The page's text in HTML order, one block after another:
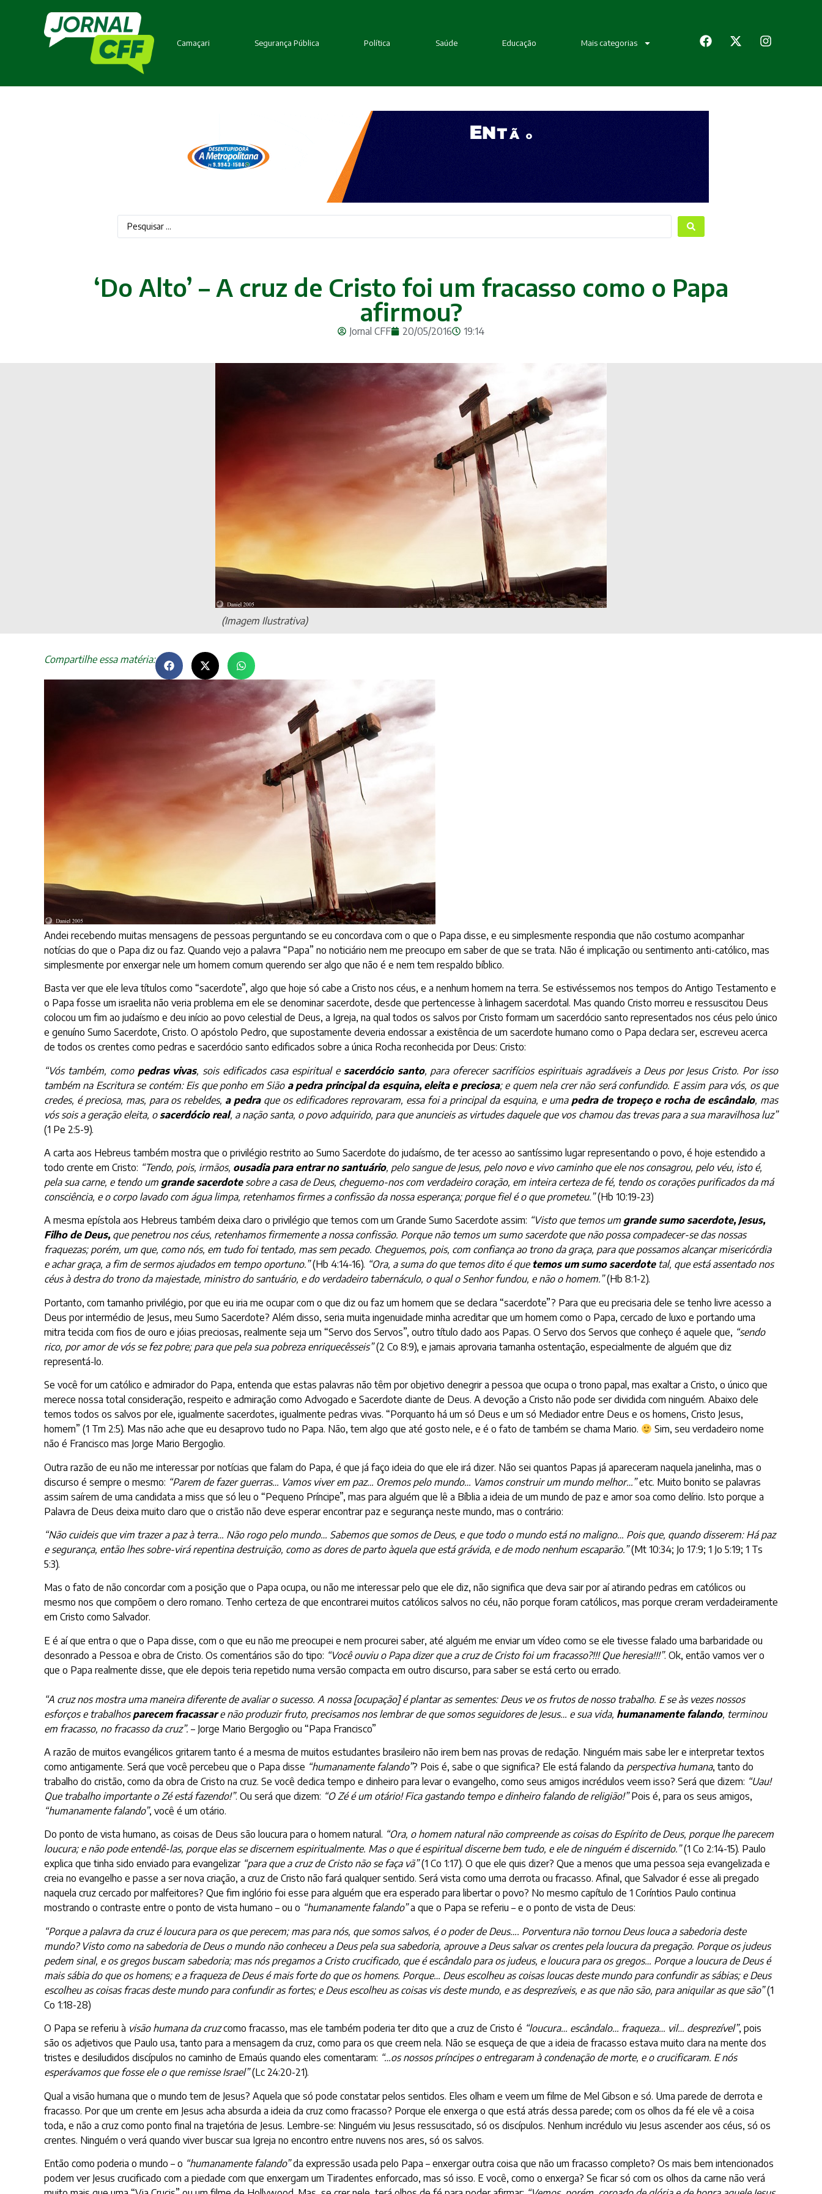
Camaçari Segurança Pública Política Saúde Educação Mais categorias
‘Do Alto’ – A cruz de Cristo foi um fracasso como o Papa
afirmou?
Jornal CFF 20/05/2016 19:14
(Imagem Ilustrativa)
Compartilhe essa matéria:
Andei recebendo muitas mensagens de pessoas perguntando se eu concordava com o que o Papa disse, e eu simplesmente respondia que não costumo acompanhar
notícias do que o Papa diz ou faz. Quando vejo a palavra “Papa” no noticiário nem me preocupo em saber de que se trata. Não é implicação ou sentimento anti-católico, mas
simplesmente por enxergar nele um homem comum querendo ser algo que não é e nem tem respaldo bíblico.
Basta ver que ele leva títulos como “sacerdote”, algo que hoje só cabe a Cristo nos céus, e a nenhum homem na terra. Se estivéssemos nos tempos do Antigo Testamento e
o Papa fosse um israelita não veria problema em ele se denominar sacerdote, desde que pertencesse à linhagem sacerdotal. Mas quando Cristo morreu e ressuscitou Deus
colocou um fim ao judaísmo e deu início ao povo celestial de Deus, a Igreja, na qual todos os salvos por Cristo formam um sacerdócio santo representados nos céus pelo único
e genuíno Sumo Sacerdote, Cristo. O apóstolo Pedro, que supostamente deveria endossar a existência de um sacerdote humano como o Papa declara ser, escreveu acerca
de todos os crentes como pedras e sacerdócio santo edificados sobre a única Rocha reconhecida por Deus: Cristo:
“Vós também, como pedras vivas, sois edificados casa espiritual e sacerdócio santo, para oferecer sacrifícios espirituais agradáveis a Deus por Jesus Cristo. Por isso
também na Escritura se contém: Eis que ponho em Sião a pedra principal da esquina, eleita e preciosa; e quem nela crer não será confundido. E assim para vós, os que
credes, é preciosa, mas, para os rebeldes, a pedraque os edificadores reprovaram, essa foi a principal da esquina, e uma pedra de tropeço e rocha de escândalo, mas
vós sois a geração eleita, o sacerdócio real, a nação santa, o povo adquirido, para que anuncieis as virtudes daquele que vos chamou das trevas para a sua maravilhosa luz”
(1 Pe 2:5-9).
A carta aos Hebreus também mostra que o privilégio restrito ao Sumo Sacerdote do judaísmo, de ter acesso ao santíssimo lugar representando o povo, é hoje estendido a
todo crente em Cristo: “Tendo, pois, irmãos, ousadia para entrar no santuário, pelo sangue de Jesus, pelo novo e vivo caminho que ele nos consagrou, pelo véu, isto é,
pela sua carne, e tendo um grande sacerdotesobre a casa de Deus, cheguemo-nos com verdadeiro coração, em inteira certeza de fé, tendo os corações purificados da má
consciência, e o corpo lavado com água limpa, retenhamos firmes a confissão da nossa esperança; porque fiel é o que prometeu.”(Hb 10:19-23)
A mesma epístola aos Hebreus também deixa claro o privilégio que temos com um Grande Sumo Sacerdote assim: “Visto que temos um grande sumo sacerdote, Jesus,
Filho de Deus,que penetrou nos céus, retenhamos firmemente a nossa confissão. Porque não temos um sumo sacerdote que não possa compadecer-se das nossas
fraquezas; porém, um que, como nós, em tudo foi tentado, mas sem pecado. Cheguemos, pois, com confiança ao trono da graça, para que possamos alcançar misericórdia
e achar graça, a fim de sermos ajudados em tempo oportuno.”(Hb 4:14-16). “Ora, a suma do que temos dito é quetemos um sumo sacerdotetal, que está assentado nos
céus à destra do trono da majestade, ministro do santuário, e do verdadeiro tabernáculo, o qual o Senhor fundou, e não o homem.”(Hb 8:1-2).
Portanto, com tamanho privilégio, por que eu iria me ocupar com o que diz ou faz um homem que se declara “sacerdote”? Para que eu precisaria dele se tenho livre acesso a
Deus por intermédio de Jesus, meu Sumo Sacerdote? Além disso, seria muita ingenuidade minha acreditar que um homem como o Papa, cercado de luxo e portando uma
mitra tecida com fios de ouro e jóias preciosas, realmente seja um “Servo dos Servos”, outro título dado aos Papas. O Servo dos Servos que conheço é aquele que, “sendo
rico, por amor de vós se fez pobre; para que pela sua pobreza enriquecêsseis”(2 Co 8:9), e jamais aprovaria tamanha ostentação, especialmente de alguém que diz
representá-lo.
Se você for um católico e admirador do Papa, entenda que estas palavras não têm por objetivo denegrir a pessoa que ocupa o trono papal, mas exaltar a Cristo, o único que
merece nossa total consideração, respeito e admiração como Advogado e Sacerdote diante de Deus. A devoção a Cristo não pode ser dividida com ninguém. Abaixo dele
temos todos os salvos por ele, igualmente sacerdotes, igualmente pedras vivas. “Porquanto há um só Deus e um só Mediador entre Deus e os homens, Cristo Jesus,
homem” (1 Tm 2:5). Mas não ache que eu desaprovo tudo no Papa. Não, tem algo que até gosto nele, e é o fato de também se chama Mario.
Sim, seu verdadeiro nome
não é Francisco mas Jorge Mario Bergoglio.
Outra razão de eu não me interessar por notícias que falam do Papa, é que já faço ideia do que ele irá dizer. Não sei quantos Papas já apareceram naquela janelinha, mas o
discurso é sempre o mesmo: “Parem de fazer guerras… Vamos viver em paz… Oremos pelo mundo… Vamos construir um mundo melhor…”etc. Muito bonito se palavras
assim saírem de uma candidata a miss que só leu o “Pequeno Príncipe”, mas para alguém que lê a Bíblia a ideia de um mundo de paz e amor soa como delírio. Isto porque a
Palavra de Deus deixa muito claro que o cristão não deve esperar encontrar paz e segurança neste mundo, mas o contrário:
“Não cuideis que vim trazer a paz à terra… Não rogo pelo mundo… Sabemos que somos de Deus, e que todo o mundo está no maligno… Pois que, quando disserem: Há paz
e segurança, então lhes sobre-virá repentina destruição, como as dores de parto àquela que está grávida, e de modo nenhum escaparão.”(Mt 10:34; Jo 17:9; 1 Jo 5:19; 1 Ts
5:3).
Mas o fato de não concordar com a posição que o Papa ocupa, ou não me interessar pelo que ele diz, não significa que deva sair por aí atirando pedras em católicos ou
mesmo nos que compõem o clero romano. Tenho certeza de que encontrarei muitos católicos salvos no céu, não porque foram católicos, mas porque creram verdadeiramente
em Cristo como Salvador.
E é aí que entra o que o Papa disse, com o que eu não me preocupei e nem procurei saber, até alguém me enviar um vídeo como se ele tivesse falado uma barbaridade ou
desonrado a Pessoa e obra de Cristo. Os comentários são do tipo: “Você ouviu o Papa dizer que a cruz de Cristo foi um fracasso?!!! Que heresia!!!”. Ok, então vamos ver o
que o Papa realmente disse, que ele depois teria repetido numa versão compacta em outro discurso, para saber se está certo ou errado.
“A cruz nos mostra uma maneira diferente de avaliar o sucesso. A nossa [ocupação] é plantar as sementes: Deus ve os frutos de nosso trabalho. E se às vezes nossos
esforços e trabalhosparecem fracassare não produzir fruto, precisamos nos lembrar de que somos seguidores de Jesus… e sua vida, humanamente falando, terminou
em fracasso, no fracasso da cruz”. – Jorge Mario Bergoglio ou “Papa Francisco”
A razão de muitos evangélicos gritarem tanto é a mesma de muitos estudantes brasileiro não irem bem nas provas de redação. Ninguém mais sabe ler e interpretar textos
como antigamente. Será que você percebeu que o Papa disse “humanamente falando”? Pois é, sabe o que significa? Ele está falando da perspectiva humana, tanto do
trabalho do cristão, como da obra de Cristo na cruz. Se você dedica tempo e dinheiro para levar o evangelho, como seus amigos incrédulos veem isso? Será que dizem: “Uau!
Que trabalho importante o Zé está fazendo!”. Ou será que dizem: “O Zé é um otário! Fica gastando tempo e dinheiro falando de religião!”Pois é, para os seus amigos,
“humanamente falando”, você é um otário.
Do ponto de vista humano, as coisas de Deus são loucura para o homem natural. “Ora, o homem natural não compreende as coisas do Espírito de Deus, porque lhe parecem
loucura; e não pode entendê-las, porque elas se discernem espiritualmente. Mas o que é espiritual discerne bem tudo, e ele de ninguém é discernido.”(1 Co 2:14-15). Paulo
explica que tinha sido enviado para evangelizar “para que a cruz de Cristo não se faça vã”(1 Co 1:17). O que ele quis dizer? Que a menos que uma pessoa seja evangelizada e
creia no evangelho e passe a ser nova criação, a cruz de Cristo não fará qualquer sentido. Será vista como uma derrota ou fracasso. Afinal, que Salvador é esse ali pregado
naquela cruz cercado por malfeitores? Que fim inglório foi esse para alguém que era esperado para libertar o povo? No mesmo capítulo de 1 Coríntios Paulo continua
mostrando o contraste entre o ponto de vista humano – ou o “humanamente falando”a que o Papa se referiu – e o ponto de vista de Deus:
“Porque a palavra da cruz é loucura para os que perecem; mas para nós, que somos salvos, é o poder de Deus…. Porventura não tornou Deus louca a sabedoria deste
mundo? Visto como na sabedoria de Deus o mundo não conheceu a Deus pela sua sabedoria, aprouve a Deus salvar os crentes pela loucura da pregação. Porque os judeus
pedem sinal, e os gregos buscam sabedoria; mas nós pregamos a Cristo crucificado, que é escândalo para os judeus, e loucura para os gregos… Porque a loucura de Deus é
mais sábia do que os homens; e a fraqueza de Deus é mais forte do que os homens. Porque… Deus escolheu as coisas loucas deste mundo para confundir as sábias; e Deus
escolheu as coisas fracas deste mundo para confundir as fortes; e Deus escolheu as coisas vis deste mundo, e as desprezíveis, e as que não são, para aniquilar as que são”(1
Co 1:18-28)
O Papa se referiu à visão humana da cruzcomo fracasso, mas ele também poderia ter dito que a cruz de Cristo é “loucura… escândalo… fraqueza… vil… desprezível”, pois
são os adjetivos que Paulo usa, tanto para a mensagem da cruz, como para os que creem nela. Não se esqueça de que a ideia de fracasso estava muito clara na mente dos
tristes e desiludidos discípulos no caminho de Emaús quando eles comentaram: “…os nossos príncipes o entregaram à condenação de morte, e o crucificaram. E nós
esperávamos que fosse ele o que remisse Israel”(Lc 24:20-21).
Qual a visão humana que o mundo tem de Jesus? Aquela que só pode constatar pelos sentidos. Eles olham e veem um filme de Mel Gibson e só. Uma parede de derrota e
fracasso. Por que um crente em Jesus acha absurda a ideia da cruz como fracasso? Porque ele enxerga o que está atrás dessa parede; com os olhos da fé ele vê a coisa
toda, e não a cruz como ponto final na trajetória de Jesus. Lembre-se: Ninguém viu Jesus ressuscitado, só os discípulos. Nenhum incrédulo viu Jesus ascender aos céus, só os
crentes. Ninguém o verá quando viver buscar sua Igreja no encontro entre nuvens nos ares, só os salvos.
Então como poderia o mundo – o “humanamente falando”da expressão usada pelo Papa – enxergar outra coisa que não um fracasso completo? Os mais bem intencionados
podem ver Jesus crucificado com a piedade com que enxergam um Tiradentes enforcado, mas só isso. E você, como o enxerga? Se ficar só com os olhos da carne não verá